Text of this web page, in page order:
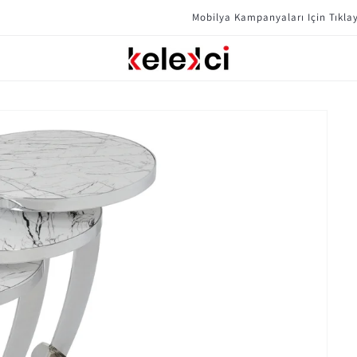
Mobilya Kampanyaları Için Tıklayın !